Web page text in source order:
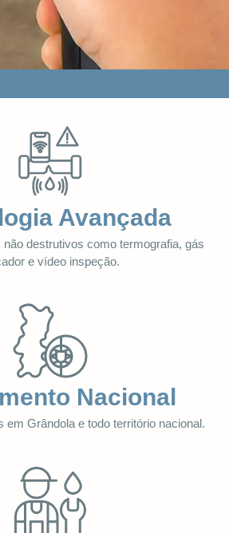
Avançada
destrutivos como termografia, gás
e vídeo inspeção.
Nacional
em Grândola e todo território nacional.